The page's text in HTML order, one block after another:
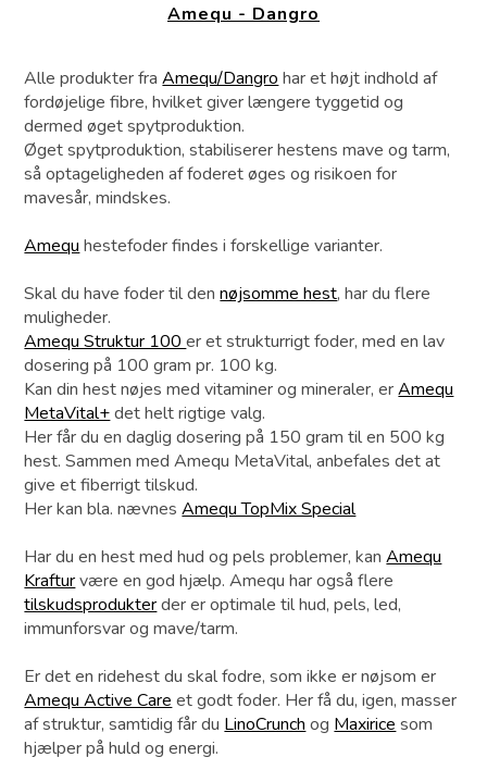
Amequ - Dangro
Alle produkter fraAmequ/Dangro har et højt indhold af
fordøjelige fibre, hvilket giver længere tyggetid og
dermed øget spytproduktion.
Øget spytproduktion, stabiliserer hestens mave og tarm,
så optageligheden af foderet øges og risikoen for
mavesår, mindskes.
Amequ hestefoder findes i forskellige varianter.
Skal du have foder til dennøjsomme hest, har du flere
muligheder.
Amequ Struktur 100er et strukturrigt foder, med en lav
dosering på 100 gram pr. 100 kg.
Kan din hest nøjes med vitaminer og mineraler, erAmequ
MetaVital+det helt rigtige valg.
Her får du en daglig dosering på 150 gram til en 500 kg
hest. Sammen med Amequ MetaVital, anbefales det at
give et fiberrigt tilskud.
Her kan bla. nævnesAmequ TopMix Special
Har du en hest med hud og pels problemer, kanAmequ
Krafturvære en god hjælp. Amequ har også flere
tilskudsprodukterder er optimale til hud, pels, led,
immunforsvar og mave/tarm.
Er det en ridehest du skal fodre, som ikke er nøjsom er
Amequ Active Care et godt foder. Her få du, igen, masser
af struktur, samtidig får du LinoCrunch og Maxirice som
hjælper på huld og energi.